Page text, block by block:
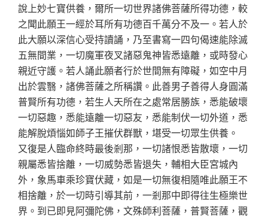
說上妙七寶供養，爾所一切世界諸佛菩薩所得功德，較
之聞此願王一經於耳所有功德百千萬分不及一。若人於
此大願以深信心受持讀誦，乃至書寫一四句偈速能除滅
五無間業，一切魔軍夜叉諸惡鬼神皆悉遠離，或時發心
親近守護。若人誦此願者行於世間無有障礙，如空中月
出於雲翳，諸佛菩薩之所稱讚。此善男子善得人身圓滿
普賢所有功德，若生人天所在之處常居勝族，悉能破壞
一切惡趣，悉能遠離一切惡友，悉能制伏一切外道，悉
能解脫煩惱如師子王摧伏群獸，堪受一切眾生供養。
又復是人臨命終時最後剎那，一切諸恨悉皆散壞，一切
親屬悉皆捨離，一切威勢悉皆退失，輔相大臣宮城內
外，象馬車乘珍寶伏藏，如是一切無復相隨唯此願王不
相捨離，於一切時引導其前，一剎那中即得往生極樂世
界。到已即見阿彌陀佛，文殊師利菩薩，普賢菩薩，觀